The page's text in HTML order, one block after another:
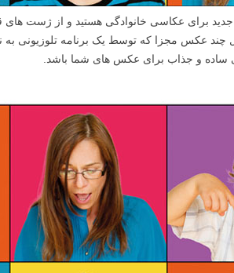
جدید برای عکاسی خانوادگی هستید و از ژست
ساده و جذاب برای عکس های شما باشد.